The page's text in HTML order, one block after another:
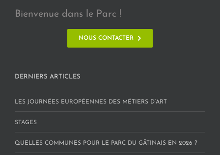
Bienvenue dans le Parc !
NOUS CONTACTER
DERNIERS ARTICLES
LES JOURNÉES EUROPÉENNES DES MÉTIERS D’ART
STAGES
QUELLES COMMUNES POUR LE PARC DU GÂTINAIS EN 2026 ?